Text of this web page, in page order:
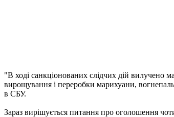
"В ході санкціонованих слідчих дій вилучено
вирощування і переробки марихуани,
в СБУ.
Зараз вирішується питання про оголошення